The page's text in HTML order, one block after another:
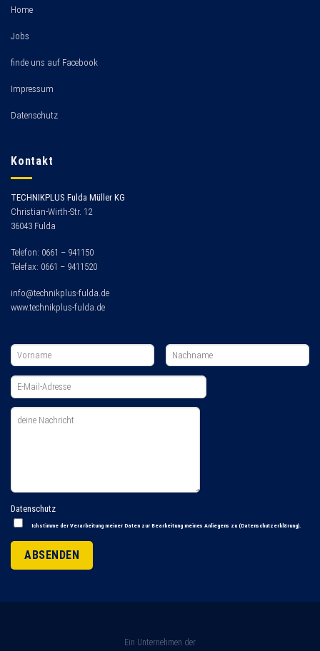
Home
Jobs
finde uns auf Facebook
Impressum
Datenschutz
Kontakt
TECHNIKPLUS Fulda Müller KG
Christian-Wirth-Str. 12
36043 Fulda
Telefon: 0661 – 941150
Telefax: 0661 – 9411520
info@technikplus-fulda.de
www.technikplus-fulda.de
Datenschutz
Ich stimme der Verarbeitung meiner Daten zur Bearbeitung meines Anliegens zu (Datenschutzerklärung).
Ein Unternehmen der